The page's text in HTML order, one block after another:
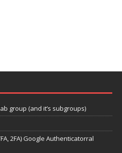
group (and it’s subgroups)
2FA) Google Authenticatorral